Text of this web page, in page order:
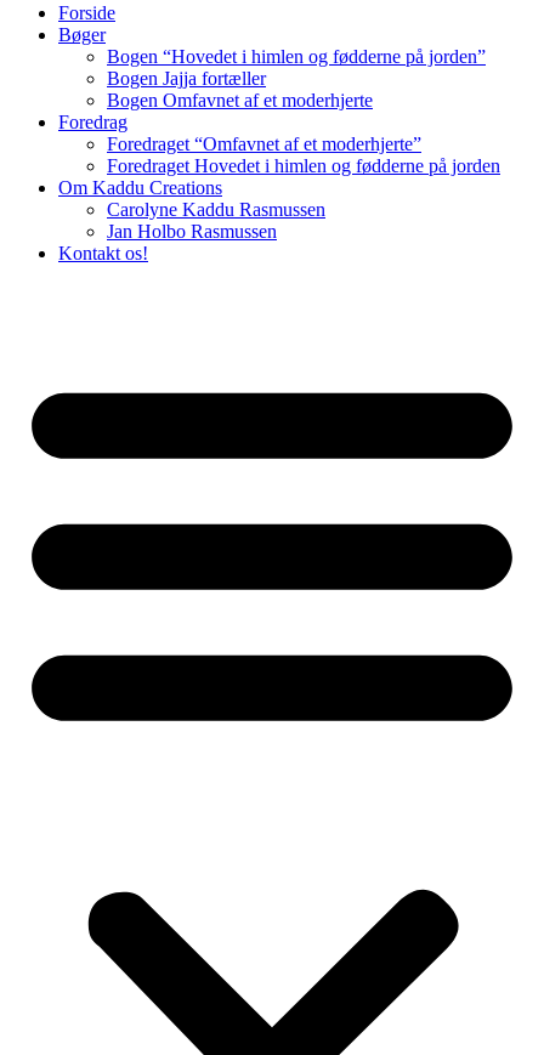
Forside
Bøger
Bogen “Hovedet i himlen og fødderne på jorden”
Bogen Jajja fortæller
Bogen Omfavnet af et moderhjerte
Foredrag
Foredraget “Omfavnet af et moderhjerte”
Foredraget Hovedet i himlen og fødderne på jorden
Om Kaddu Creations
Carolyne Kaddu Rasmussen
Jan Holbo Rasmussen
Kontakt os!